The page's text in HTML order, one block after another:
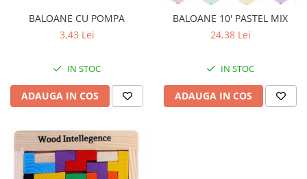
BALOANE CU POMPA
3,43 Lei
IN STOC
ADAUGA IN COS
BALOANE 10' PASTEL MIX
24,38 Lei
IN STOC
ADAUGA IN COS